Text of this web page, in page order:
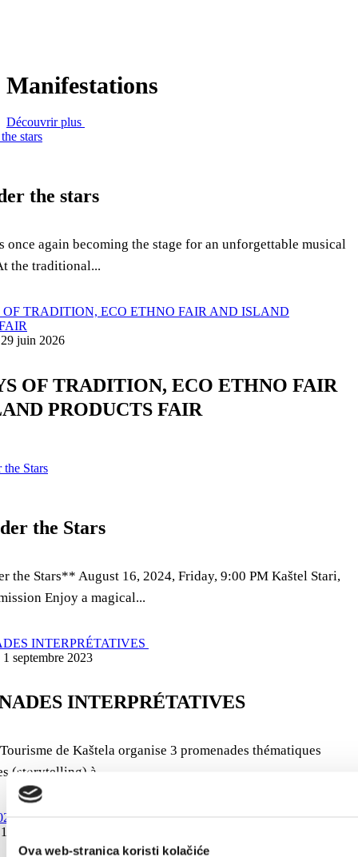
Ova web-stranica koristi kolačiće
Manifestations
Découvrir plus
the stars
once again becoming the stage for an unforgettable musical
the traditional...
juin 2026
OF TRADITION, ECO ETHNO FAIR
PRODUCTS FAIR
the Stars
the Stars** August 16, 2024, Friday, 9:00 PM Kaštel Stari,
Enjoy a magical...
septembre 2023
INTERPRÉTATIVES
de Kaštela organise 3 promenades thématiques
(storytelling) à...
juillet 2023